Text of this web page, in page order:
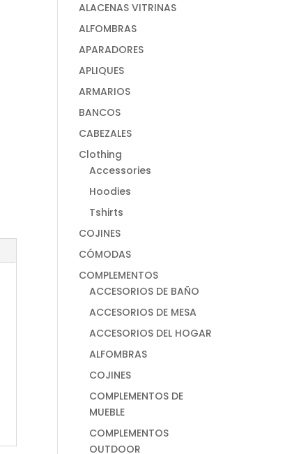
ALACENAS VITRINAS
ALFOMBRAS
APARADORES
APLIQUES
ARMARIOS
BANCOS
CABEZALES
Clothing
Accessories
Hoodies
Tshirts
COJINES
CÓMODAS
COMPLEMENTOS
ACCESORIOS DE BAÑO
ACCESORIOS DE MESA
ACCESORIOS DEL HOGAR
ALFOMBRAS
COJINES
COMPLEMENTOS DE
MUEBLE
COMPLEMENTOS
OUTDOOR